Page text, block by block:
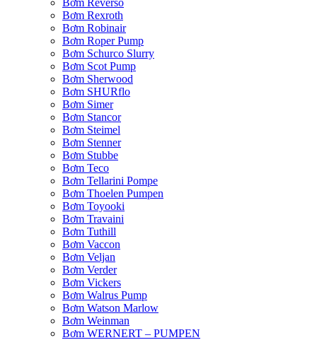
Bơm Rexroth
Bơm Robinair
Bơm Roper Pump
Bơm Schurco Slurry
Bơm Scot Pump
Bơm Sherwood
Bơm SHURflo
Bơm Simer
Bơm Stancor
Bơm Steimel
Bơm Stenner
Bơm Stubbe
Bơm Teco
Bơm Tellarini Pompe
Bơm Thoelen Pumpen
Bơm Toyooki
Bơm Travaini
Bơm Tuthill
Bơm Vaccon
Bơm Veljan
Bơm Verder
Bơm Vickers
Bơm Walrus Pump
Bơm Watson Marlow
Bơm Weinman
Bơm WERNERT – PUMPEN